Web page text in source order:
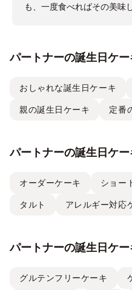
も、一度食べればその美味
パートナーの誕生日ケ
おしゃれな誕生日ケーキ
親の誕生日ケーキ 定番
パートナーの誕生日ケ
オーダーケーキ ショー
タルト アレルギー対応
パートナーの誕生日ケ
グルテンフリーケーキ